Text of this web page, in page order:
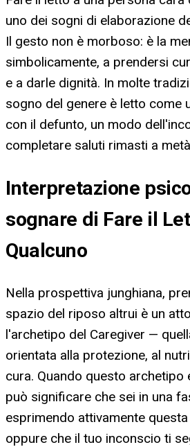
uno dei sogni di elaborazione
Il gesto non è morboso: è la
simbolicamente, a prendersi
e a darle dignità. In molte
sogno del genere è letto come
con il defunto, un modo
completare saluti rimasti a
Interpretazione
sognare di Fare il
Qualcuno
Nella prospettiva junghiana,
spazio del riposo altrui è un
l'archetipo del Caregiver —
orientata alla protezione, al
cura. Quando questo archetipo
può significare che sei in una
esprimendo attivamente
oppure che il tuo inconscio ti